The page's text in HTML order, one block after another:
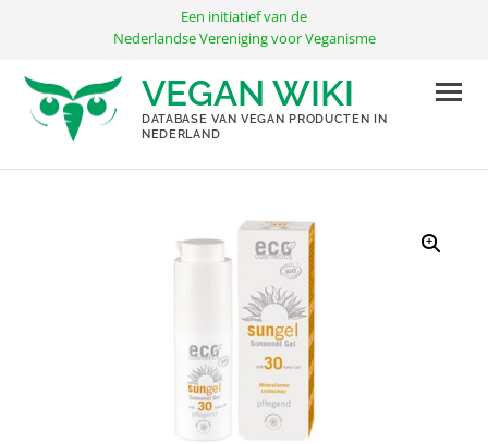
inhoud
Een initiatief van de
Nederlandse Vereniging voor Veganisme
VEGAN WIKI
DATABASE VAN VEGAN PRODUCTEN IN
NEDERLAND